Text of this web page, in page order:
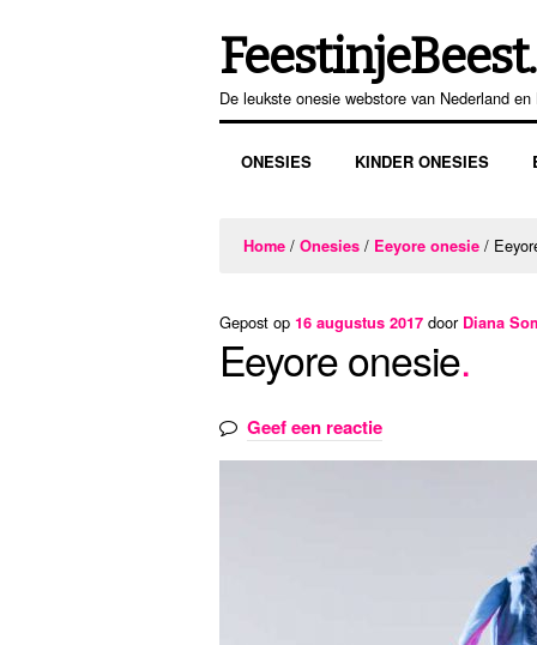
Ga
door
naar
Ga
direct
naar
inhoud
De leukste onesie webstore van Nederland en
ONESIES KINDER ONESIES
Home /Onesies / Eeyore onesie /
Gepost op16 augustus 2017 door Diana
Eeyore onesie
Geef een reactie